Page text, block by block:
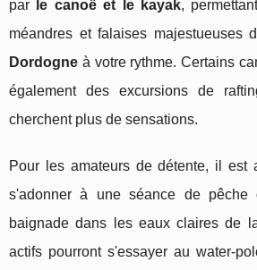
par
le canoë et le kayak,
méandres et falaises majestueuses
Dordogne à votre rythme. Certains
également des excursions de
cherchent plus de sensations.
Pour les amateurs de détente, il est
s'adonner à une séance de
baignade dans les eaux claires de
actifs pourront s'essayer au water-